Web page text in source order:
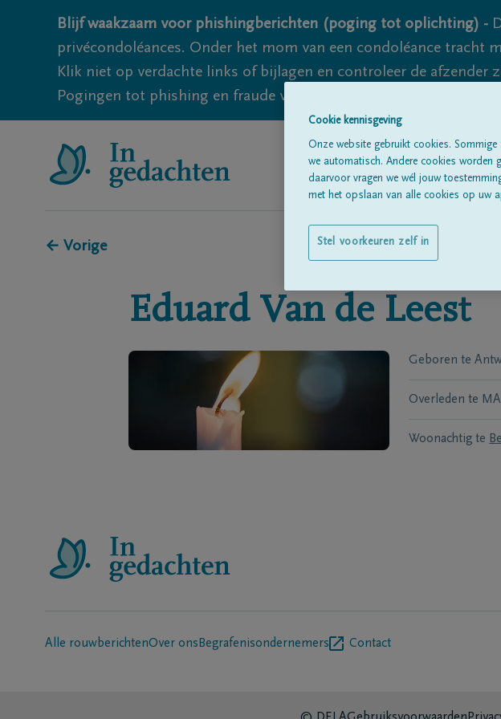
Blijf waakzaam voor phishingberichten (poging tot oplichting) -
privécondoléances. Onder het mom van een condoléance tracht
Klik niet op verdachte links of bijlagen en controleer de
Pogingen tot phishing en fraude vallen echter nooit volledig uit te
← Vorige
Eduard Van de Leest
Geboren te
Overleden te
Woonachtig te
Alle rouwberichtenOver ons Begrafenisondernemers Contact
Cookie kennisgeving
Onze website gebruikt cookies.
we automatisch. Andere cookies worden
daarvoor vragen we wél jouw
met het opslaan van alle cookies op uw
Stel voorkeuren zelf in